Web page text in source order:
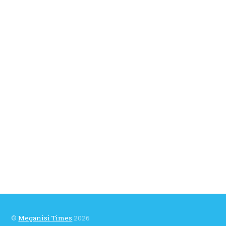
©Meganisi Times 2026